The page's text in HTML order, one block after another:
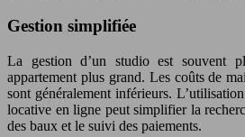
Gestion simplifiée
La gestion d’un studio est souvent
appartement plus grand. Les coûts de
sont généralement inférieurs.
locative en ligne peut simplifier la
des baux et le suivi des paiements.